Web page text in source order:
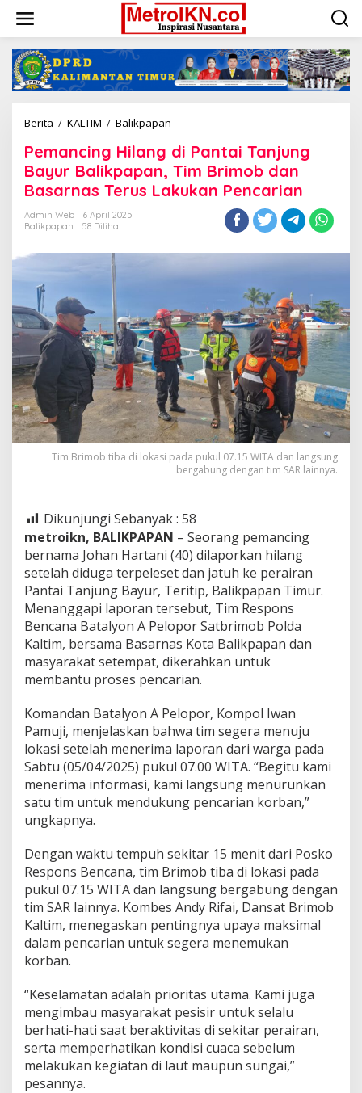
konten
Berita / KALTIM / Balikpapan
di
Pantai
Tanjung
Bayur
Balikpapan,
dan
Basarnas
Pencarian
Pemancing Hilang di Pantai Tanjung
Bayur Balikpapan, Tim Brimob dan
Basarnas Terus Lakukan Pencarian
Admin Web
6 April 2025
Balikpapan
58 Dilihat
Tim Brimob tiba di lokasi pada pukul 07.15 WITA dan langsung
bergabung dengan tim SAR lainnya.
Dikunjungi Sebanyak : 58
metroikn, BALIKPAPAN – Seorang pemancing
bernama Johan Hartani (40) dilaporkan hilang
setelah diduga terpeleset dan jatuh ke perairan
Pantai Tanjung Bayur, Teritip, Balikpapan Timur.
Menanggapi laporan tersebut, Tim Respons
Bencana Batalyon A Pelopor Satbrimob Polda
Kaltim, bersama Basarnas Kota Balikpapan dan
masyarakat setempat, dikerahkan untuk
membantu proses pencarian.
Komandan Batalyon A Pelopor, Kompol Iwan
Pamuji, menjelaskan bahwa tim segera menuju
lokasi setelah menerima laporan dari warga pada
Sabtu (05/04/2025) pukul 07.00 WITA. “Begitu kami
menerima informasi, kami langsung menurunkan
satu tim untuk mendukung pencarian korban,”
ungkapnya.
Dengan waktu tempuh sekitar 15 menit dari Posko
Respons Bencana, tim Brimob tiba di lokasi pada
pukul 07.15 WITA dan langsung bergabung dengan
tim SAR lainnya. Kombes Andy Rifai, Dansat Brimob
Kaltim, menegaskan pentingnya upaya maksimal
dalam pencarian untuk segera menemukan
korban.
“Keselamatan adalah prioritas utama. Kami juga
mengimbau masyarakat pesisir untuk selalu
berhati-hati saat beraktivitas di sekitar perairan,
serta memperhatikan kondisi cuaca sebelum
melakukan kegiatan di laut maupun sungai,”
pesannya.